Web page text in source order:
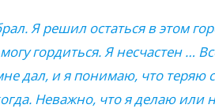
Я решил остаться в этом
гордиться. Я несчастен …
дал, и я понимаю, что теряю
Неважно, что я делаю